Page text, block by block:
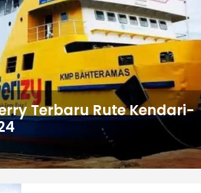
Terbaru Rute Kendari-